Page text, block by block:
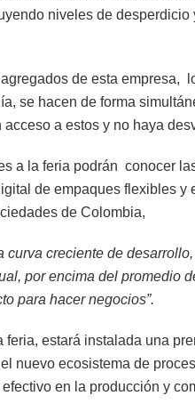
niveles de
de esta empresa,
se hacen de forma
a estos y no haya
a la feria podrán conocer
de empaques flexibles y
de Colombia,
curva creciente de
por encima del promedio
para hacer negocios”.
feria, estará instalada una
nuevo ecosistema de
en la producción y